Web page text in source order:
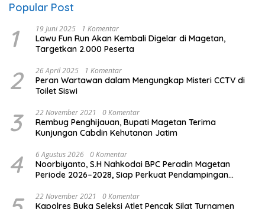
Popular Post
1 19 Juni 2025 1 Komentar
Lawu Fun Run Akan Kembali Digelar di Magetan,
Targetkan 2.000 Peserta
2 26 April 2025 1 Komentar
Peran Wartawan dalam Mengungkap Misteri CCTV di
Toilet Siswi
3 22 November 2021 0 Komentar
Rembug Penghijauan, Bupati Magetan Terima
Kunjungan Cabdin Kehutanan Jatim
4 6 Agustus 2026 0 Komentar
Noorbiyanto, S.H Nahkodai BPC Peradin Magetan
Periode 2026–2028, Siap Perkuat Pendampingan
22 November 2021 0 Komentar
Kapolres Buka Seleksi Atlet Pencak Silat Turnamen